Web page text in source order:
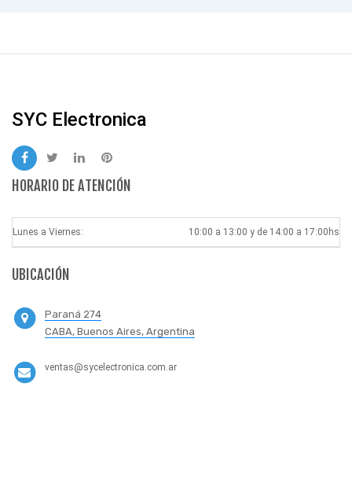
SYC Electronica
HORARIO DE ATENCIÓN
Lunes a Viernes: 10:00 a 13:00 y de 14:00 a 17:00hs
UBICACIÓN
Paraná 274
CABA, Buenos Aires, Argentina
ventas@sycelectronica.com.ar